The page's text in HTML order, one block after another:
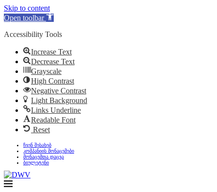
Skip to content
Open toolbar
Accessibility Tools
Increase Text
Decrease Text
Grayscale
High Contrast
Negative Contrast
Light Background
Links Underline
Readable Font
Reset
ჩვენ შესახებ
კომპანიის მონაცემები
მონაცემთა დაცვა
ბიულეტენი